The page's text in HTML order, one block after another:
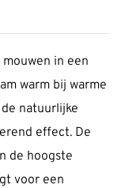
in een
warm bij warme
natuurlijke
effect. De
de hoogste
voor een